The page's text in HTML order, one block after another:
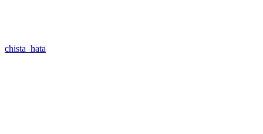
chista_hata